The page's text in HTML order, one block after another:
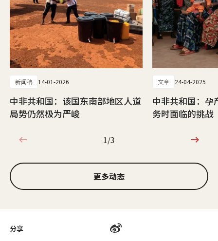
分享
新闻稿 14-01-2026
中非共和国：该国东南部地区人道
局势仍然极为严峻
文章 24-04-2025
中非共和国：孕
务时面临的挑战
1/3
1/3
更多动态